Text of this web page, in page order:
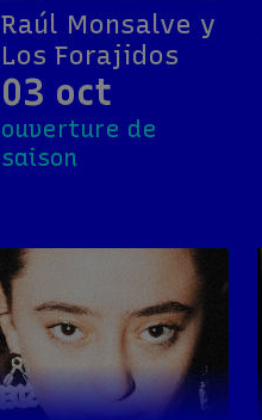
Raúl Monsalve y
Los Forajidos
03 oct
ouverture de
saison